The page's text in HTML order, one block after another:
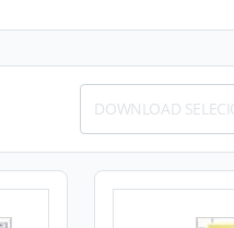
DOWNLOAD